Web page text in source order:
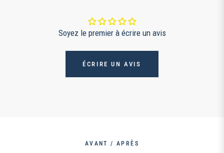
Soyez le premier à écrire un avis
ÉCRIRE UN AVIS
AVANT / APRÈS